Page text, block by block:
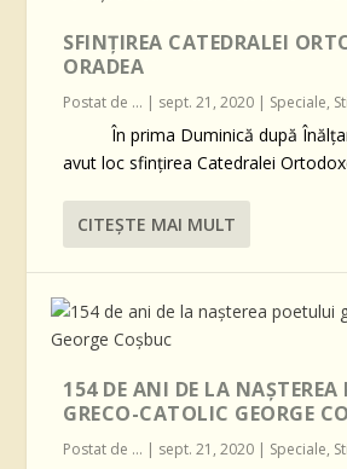
SFINȚIREA CATEDRALEI
ORADEA
Postat de ... | sept. 21, 2020 | Speciale,
În prima Duminică după
avut loc sfințirea Catedralei
CITEŞTE MAI MULT
154 DE ANI DE LA
GRECO-CATOLIC GEORGE
Postat de ... | sept. 21, 2020 | Speciale,